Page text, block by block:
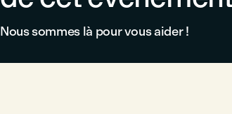
Nous sommes là pour vous aider !